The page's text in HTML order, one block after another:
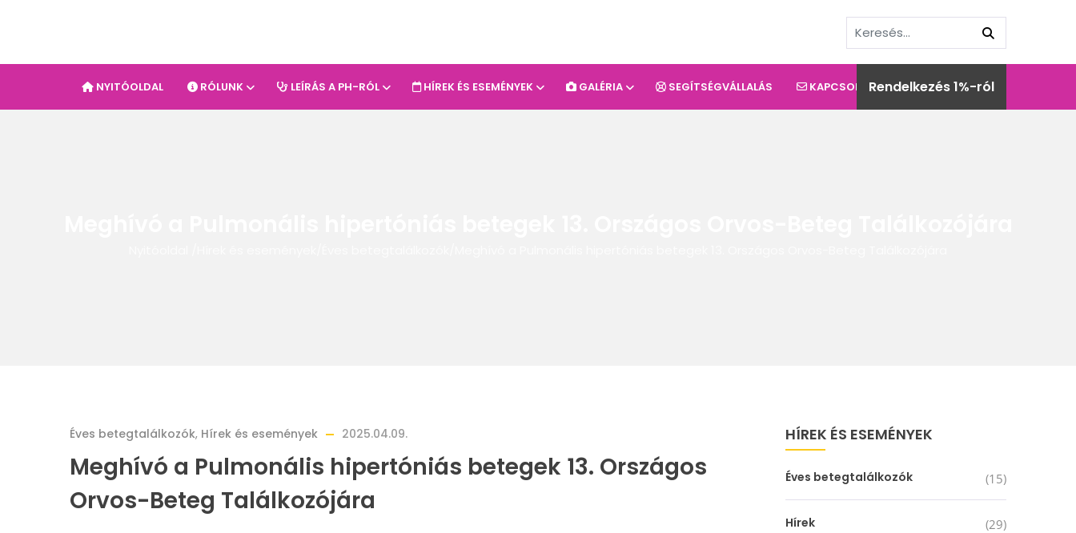
NYITÓOLDAL RÓLUNK LEÍRÁS A PH-RÓL HÍREK ÉS ESEMÉNYEK GALÉRIA SEGÍTSÉGVÁLLALÁS KAPCSOLATRendelkezés 1%-ról
Éves betegtalálkozók, Hírek és események 2025.04.09.
Meghívó a Pulmonális hipertóniás betegek 13. Országos
Orvos-Beteg Találkozójára
HÍREK ÉS ESEMÉNYEK
Éves betegtalálkozók (15)
Hírek (29)